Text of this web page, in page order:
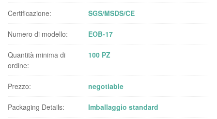
Certificazione: SGS/MSDS/CE
Numero di modello: EOB-17
Quantità minima di
ordine:
100 PZ
Prezzo: negotiable
Packaging Details: Imballaggio standard